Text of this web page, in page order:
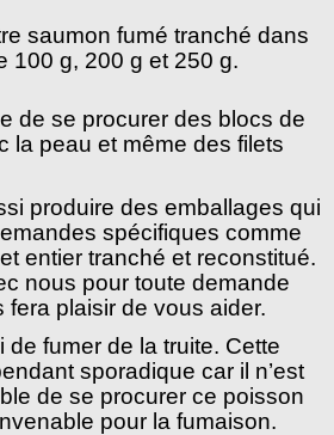
saumon fumé tranché dans
100 g, 200 g et 250 g.
de se procurer des blocs de
la peau et même des filets
produire des emballages qui
spécifiques comme
entier tranché et reconstitué.
nous pour toute demande
fera plaisir de vous aider.
de fumer de la truite. Cette
sporadique car il n’est
de se procurer ce poisson
pour la fumaison.